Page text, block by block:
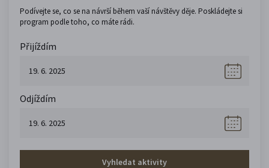
Podívejte se, co se na návrší během vaší návštěvy děje. Poskládejte si
program podle toho, co máte rádi.
Přijíždím
Odjíždím
Vyhledat aktivity